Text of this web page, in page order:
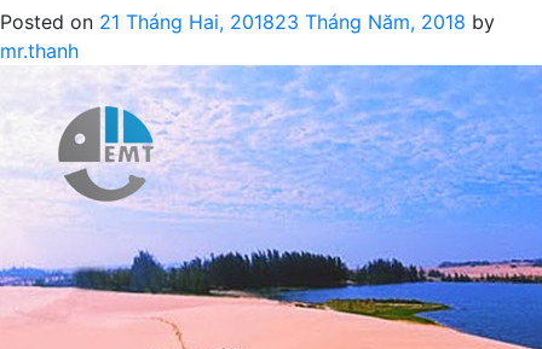
Posted on 21 Tháng Hai, 201823 Tháng Năm, 2018 by
mr.thanh